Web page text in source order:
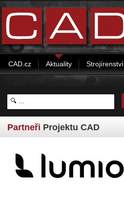
CAD.cz Aktuality Strojírenství
Partneři Projektu CAD